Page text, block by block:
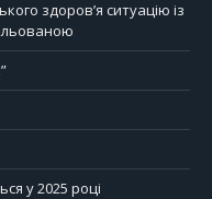
здоров’я ситуацію із
у 2025 році